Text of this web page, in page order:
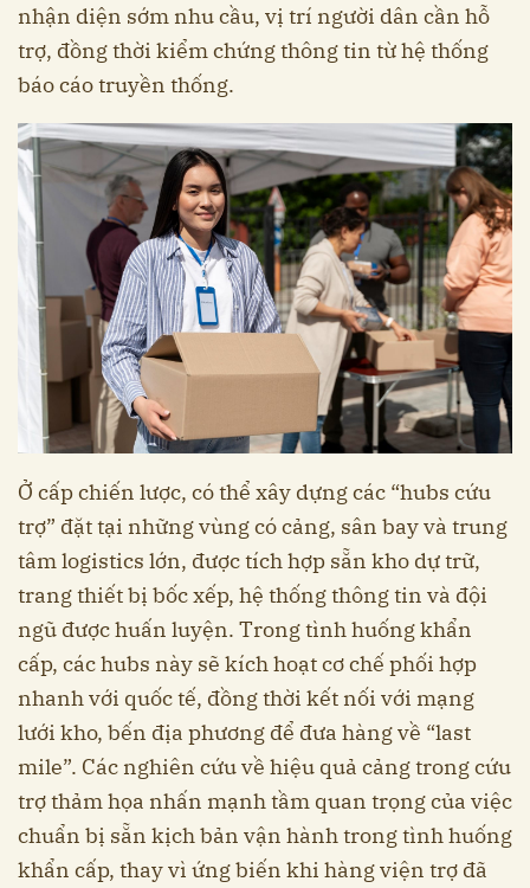
nhận diện sớm nhu cầu, vị trí người dân cần hỗ
trợ, đồng thời kiểm chứng thông tin từ hệ thống
báo cáo truyền thống.
Ở cấp chiến lược, có thể xây dựng các “hubs cứu
trợ” đặt tại những vùng có cảng, sân bay và trung
tâm logistics lớn, được tích hợp sẵn kho dự trữ,
trang thiết bị bốc xếp, hệ thống thông tin và đội
ngũ được huấn luyện. Trong tình huống khẩn
cấp, các hubs này sẽ kích hoạt cơ chế phối hợp
nhanh với quốc tế, đồng thời kết nối với mạng
lưới kho, bến địa phương để đưa hàng về “last
mile”. Các nghiên cứu về hiệu quả cảng trong cứu
trợ thảm họa nhấn mạnh tầm quan trọng của việc
chuẩn bị sẵn kịch bản vận hành trong tình huống
khẩn cấp, thay vì ứng biến khi hàng viện trợ đã